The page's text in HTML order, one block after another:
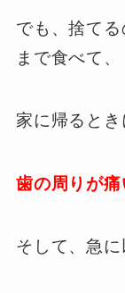
でも、捨て
まで食べて、
家に帰るとき
歯の周りが痛
そして、急に